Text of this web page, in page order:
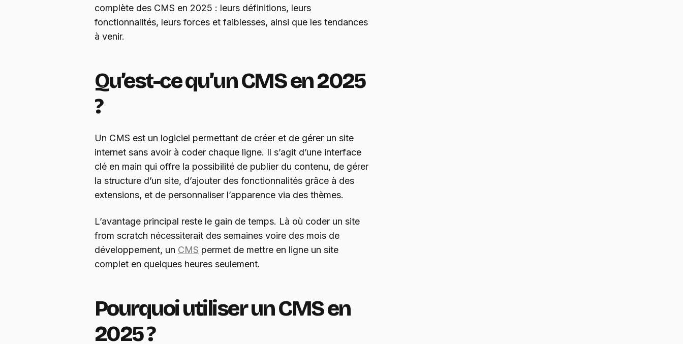
complète des CMS en 2025 : leurs définitions, leurs
fonctionnalités, leurs forces et faiblesses, ainsi que les tendances
à venir.
Qu’est-ce qu’un CMS en 2025
?
Un CMS est un logiciel permettant de créer et de gérer un site
internet sans avoir à coder chaque ligne. Il s’agit d’une interface
clé en main qui offre la possibilité de publier du contenu, de gérer
la structure d’un site, d’ajouter des fonctionnalités grâce à des
extensions, et de personnaliser l’apparence via des thèmes.
L’avantage principal reste le gain de temps. Là où coder un site
from scratch nécessiterait des semaines voire des mois de
développement, un CMS permet de mettre en ligne un site
complet en quelques heures seulement.
Pourquoi utiliser un CMS en
2025 ?